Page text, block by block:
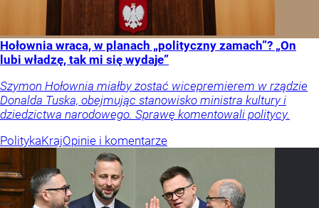
Hołownia wraca, w planach „polityczny zamach”? „On
lubi władzę, tak mi się wydaje”
Szymon Hołownia miałby zostać wicepremierem w rządzie
Donalda Tuska, obejmując stanowisko ministra kultury i
dziedzictwa narodowego. Sprawę komentowali politycy.
PolitykaKrajOpinie i komentarze